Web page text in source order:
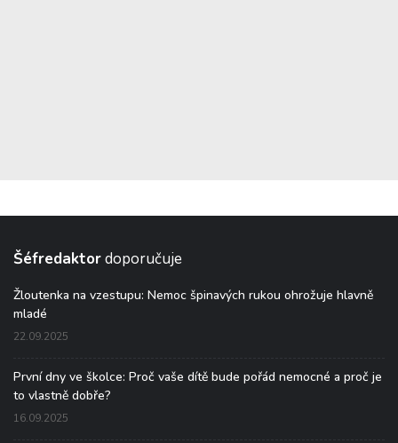
Šéfredaktordoporučuje
Žloutenka na vzestupu: Nemoc špinavých rukou ohrožuje hlavně
mladé
22.09.2025
První dny ve školce: Proč vaše dítě bude pořád nemocné a proč je
to vlastně dobře?
16.09.2025